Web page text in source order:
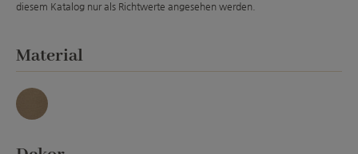
diesem Katalog nur als Richtwerte angesehen werden.
Materialauswählen
umbra